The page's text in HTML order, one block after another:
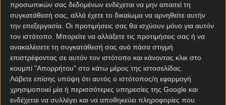
προσωπικών σας δεδομένων ενδέχεται να μην απαιτεί τη
συγκατάθεσή σας, αλλά έχετε το δικαίωμα να αρνηθείτε αυτήν
την επεξεργασία. Οι προτιμήσεις σας θα ισχύουν μόνο για αυτόν
τον ιστότοπο. Μπορείτε να αλλάξετε τις προτιμήσεις σας ή να
ανακαλέσετε τη συγκατάθεσή σας ανά πάσα στιγμή
επιστρέφοντας σε αυτόν τον ιστότοπο και κάνοντας κλικ στο
κουμπί "Απορρήτου" στο κάτω μέρος της ιστοσελίδας.
Λάβετε επίσης υπόψη ότι αυτός ο ιστότοπος/η εφαρμογή
χρησιμοποιεί μία ή περισσότερες υπηρεσίες της Google και
ενδέχεται να συλλέγει και να αποθηκεύει πληροφορίες που
Η Λεγκανές μπορεί να προέρχεται από τέσσερις
διαδοχικές ήττες, όλες όμως προήλθαν από
ανώτερους αντιπάλους. Τώρα που ο κόμπος έχει
φτάσει στο χτένι, περιμένουμε πως θα δείξει τη
δέουσα σοβαρότητα και θα καθαρίσει την
παραμονή. Μάλιστα, εντός έδρας η ομάδα της
Μαδρίτης έχει δείξει σημαντική βελτίωση μέσα στο
2026.